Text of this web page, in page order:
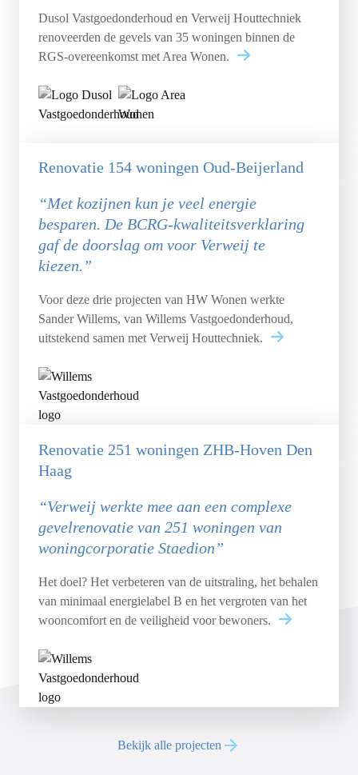
Dusol Vastgoedonderhoud en Verweij Houttechniek
renoveerden de gevels van 35 woningen binnen de
RGS-overeenkomst met Area Wonen.
Renovatie 154 woningen Oud-Beijerland
“Met kozijnen kun je veel energie
besparen. De BCRG-kwaliteitsverklaring
gaf de doorslag om voor Verweij te
kiezen.”
Voor deze drie projecten van HW Wonen werkte
Sander Willems, van Willems Vastgoedonderhoud,
uitstekend samen met Verweij Houttechniek.
Renovatie 251 woningen ZHB-Hoven Den
Haag
“Verweij werkte mee aan een complexe
gevelrenovatie van 251 woningen van
woningcorporatie Staedion”
Het doel? Het verbeteren van de uitstraling, het behalen
van minimaal energielabel B en het vergroten van het
wooncomfort en de veiligheid voor bewoners.
Bekijk alle projecten